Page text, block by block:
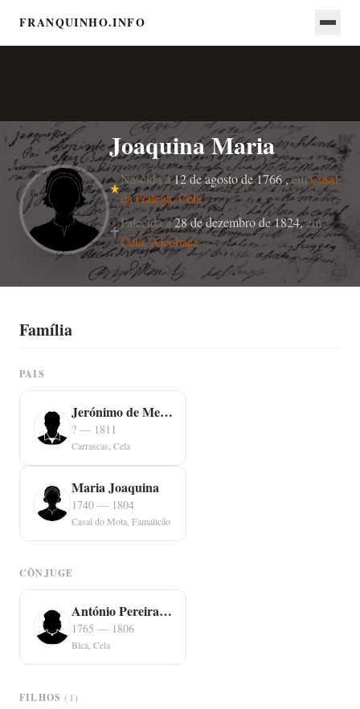
FRANQUINHO.INFO
Joaquina Maria
Nascida a12 de agosto de 1766 ,emCasal
da Galega, Cela
Falecida a28 de dezembro de 1824,em
Cela, Alcobaça
Família
PAIS
Jerónimo de Mendonça
? — 1811
Carrascas, Cela
Maria Joaquina
1740 — 1804
Casal do Mota, Famalicão
CÔNJUGE
António Pereira Nobre
1765 — 1806
Bica, Cela
FILHOS(1)